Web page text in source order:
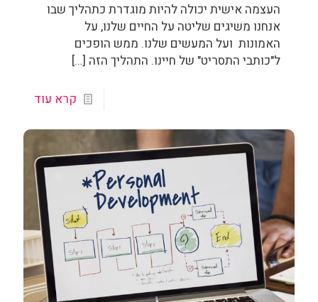
העצמה אישית יכולה להיות מוגדרת כתהליך שבו
אנחנו משיגים שליטה על החיים שלנו, על
האמונות ועל המעשים שלנו. ממש הופכים
ל"כותבי התסריט" של חיינו. התהליך הזה […]
קרא עוד